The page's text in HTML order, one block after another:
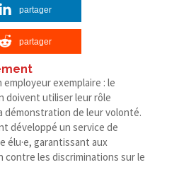
partager
partager
exemplaire : le
doivent utiliser leur rôle
démonstration de leur volonté.
développé un service de
élu·e, garantissant aux
contre les discriminations sur le